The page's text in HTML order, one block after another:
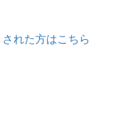
れた方はこちら